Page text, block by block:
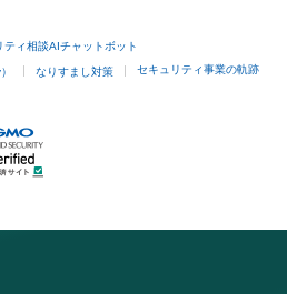
ティ相談AIチャットボット
なりすまし対策 セキュリティ事業の軌跡